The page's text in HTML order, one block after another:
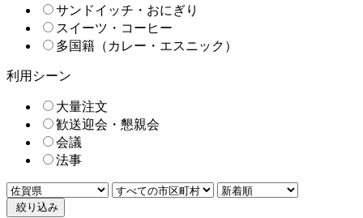
サンドイッチ・おにぎり
スイーツ・コーヒー
多国籍（カレー・エスニック）
利用シーン
大量注文
歓送迎会・懇親会
会議
法事
絞り込み